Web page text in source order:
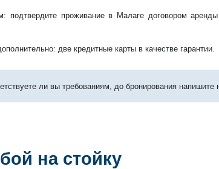
подтвердите проживание в Малаге договором
две кредитные карты в качестве гарантии.
ли вы требованиям, до бронирования напишите
на стойку